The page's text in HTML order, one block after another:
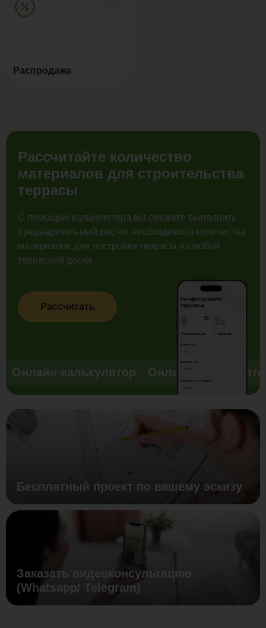
Распродажа
Рассчитайте количество
материалов для строительства
террасы
С помощью калькулятора вы сможете выполнить
предварительный расчет необходимого количества
материалов для постройки террасы из любой
террасной доски.
Рассчитать
Онлайн-калькулятор Онлайн-
Бесплатный проект по вашему эскизу
Заказать видеоконсультацию
(Whatsapp/ Telegram)